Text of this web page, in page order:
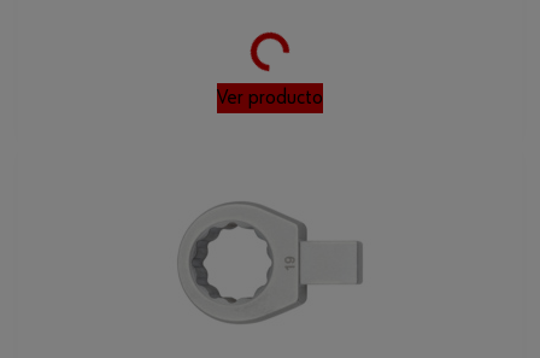
Loading...
Ver producto